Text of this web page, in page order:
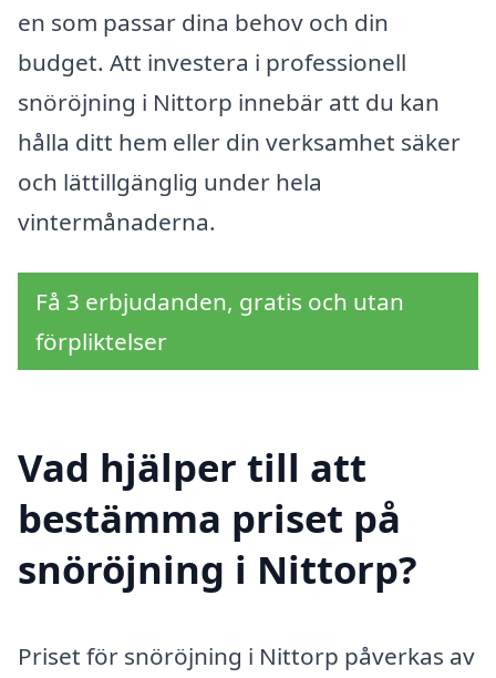
en som passar dina behov och din
budget. Att investera i professionell
snöröjning i Nittorp innebär att du kan
hålla ditt hem eller din verksamhet säker
och lättillgänglig under hela
vintermånaderna.
Få 3 erbjudanden, gratis och utan
förpliktelser
Vad hjälper till att
bestämma priset på
snöröjning i Nittorp?
Priset för snöröjning i Nittorp påverkas av